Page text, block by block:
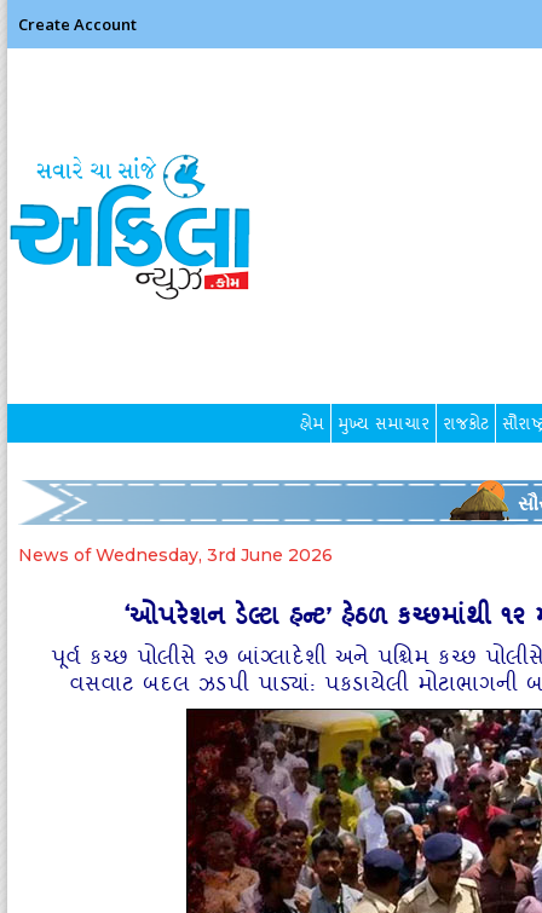
Create Account
હોમ મુખ્ય સમાચાર રાજકોટ
News of Wednesday, 3rd June 2026
‘ઓપરેશન ડેલ્ટા હન્ટ’ હેઠળ કચ્છમાંથી
પૂર્વ કચ્છ પોલીસે ૨૭ બાંગ્લાદેશી અને પશ્ચિમ કચ્છ
વસવાટ બદલ ઝડપી પાડ્યાં: પકડાયેલી મોટાભાગની